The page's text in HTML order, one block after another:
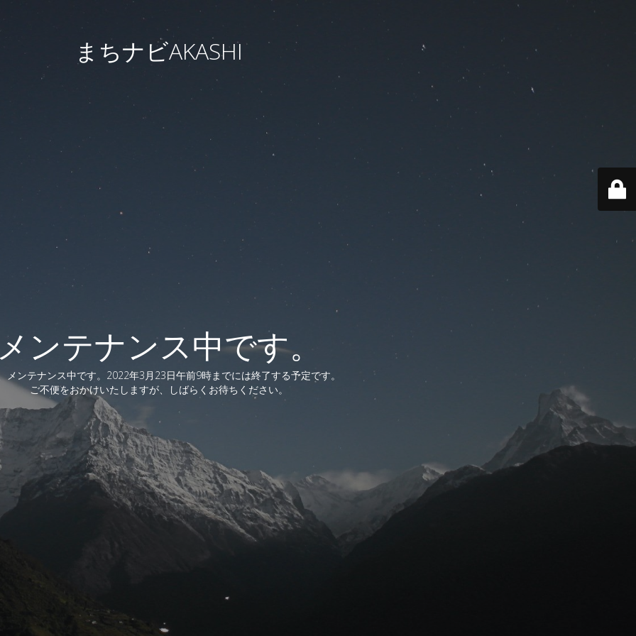
まちナビAKASHI
ンテナンス中です。
メンテナンス中です。2022年3月23日午前9時までには終了する予定です。
ご不便をおかけいたしますが、しばらくお待ちください。